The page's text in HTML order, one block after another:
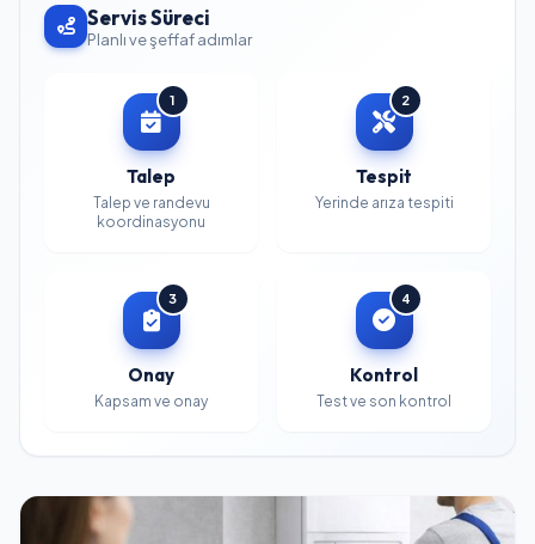
Servis Süreci
Planlı ve şeffaf adımlar
1
Talep
Talep ve randevu
koordinasyonu
2
Tespit
Yerinde arıza tespiti
3
Onay
Kapsam ve onay
4
Kontrol
Test ve son kontrol